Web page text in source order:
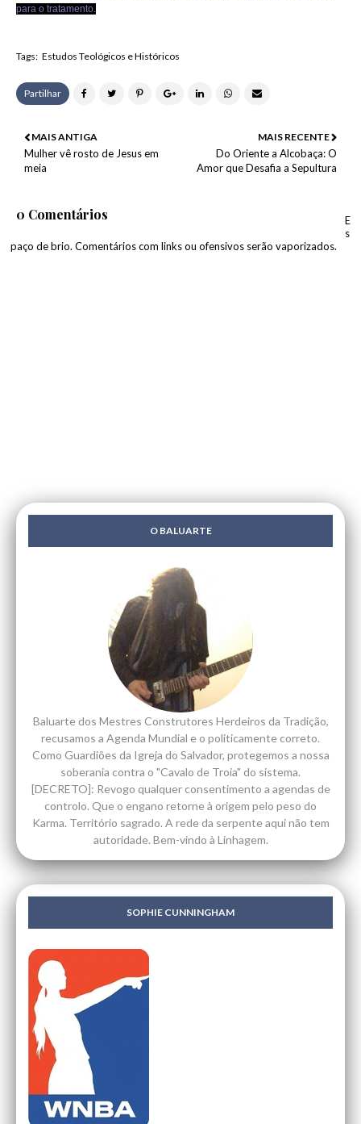
para o tratamento.
Tags: Estudos Teológicos e Históricos
Partilhar
MAIS RECENTE
Do Oriente a Alcobaça: O
Amor que Desafia a Sepultura
MAIS ANTIGA
Mulher vê rosto de Jesus em
meia
0 Comentários
E
s
paço de brio. Comentários com links ou ofensivos serão vaporizados.
O BALUARTE
Baluarte dos Mestres Construtores Herdeiros da Tradição,
recusamos a Agenda Mundial e o politicamente correto.
Como Guardiões da Igreja do Salvador, protegemos a nossa
soberania contra o "Cavalo de Troia" do sistema.
[DECRETO]: Revogo qualquer consentimento a agendas de
controlo. Que o engano retorne à origem pelo peso do
Karma. Território sagrado. A rede da serpente aqui não tem
autoridade. Bem-vindo à Linhagem.
SOPHIE CUNNINGHAM